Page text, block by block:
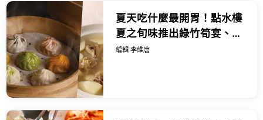
夏天吃什麼最開胃！點水樓
夏之旬味推出綠竹筍宴、清
燉獅子頭江南饗宴。
編輯 李維唐